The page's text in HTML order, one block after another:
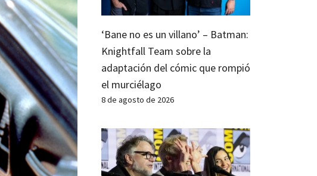
‘Bane no es un villano’ – Batman:
Knightfall Team sobre la
adaptación del cómic que rompió
el murciélago
8 de agosto de 2026